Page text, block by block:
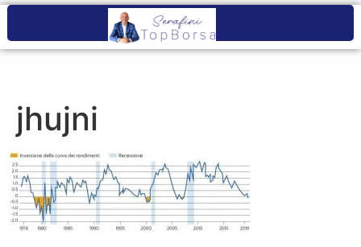
jhujni